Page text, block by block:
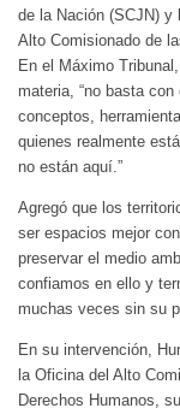
de la Nación (SCJN) y
Alto Comisionado de
En el Máximo
materia, “no basta
conceptos,
quienes realmente
no están aquí.”
Agregó que los
ser espacios mejor
preservar el medio
confiamos en ello y
muchas veces sin su
En su intervención,
la Oficina del Alto
Derechos Humanos,